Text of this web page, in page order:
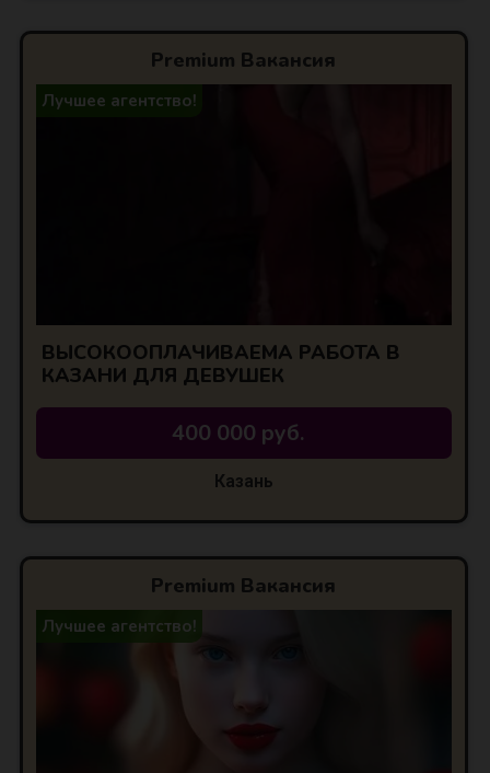
Premium Вакансия
Лучшее агентство!
ВЫСОКООПЛАЧИВАЕМА РАБОТА В
КАЗАНИ ДЛЯ ДЕВУШЕК
400 000 руб.
Казань
Premium Вакансия
Лучшее агентство!